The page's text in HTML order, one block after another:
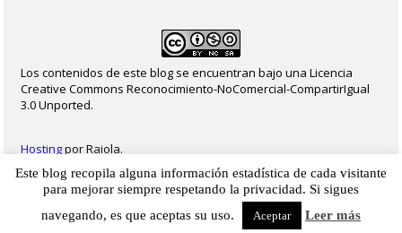
Los contenidos de este blog se encuentran bajo una Licencia
Creative Commons Reconocimiento-NoComercial-CompartirIgual
3.0 Unported.
Hostingpor Raiola.
2023 - Christian Delgado von Eitzen| Inicio | Contacto | Mapa web|Aviso legal
|Privacidad|Cookies
Este blog recopila alguna información estadística de cada visitante
para mejorar siempre respetando la privacidad. Si sigues
navegando, es que aceptas su uso.
Aceptar Leer más